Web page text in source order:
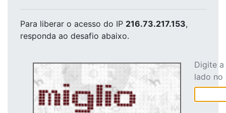
Para liberar o acesso do IP 216.73.217.153,
responda ao desafio abaixo.
Digite
lado no